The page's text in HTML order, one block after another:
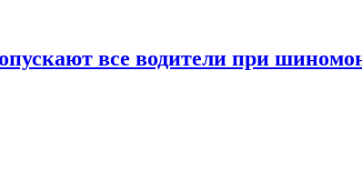
все водители при